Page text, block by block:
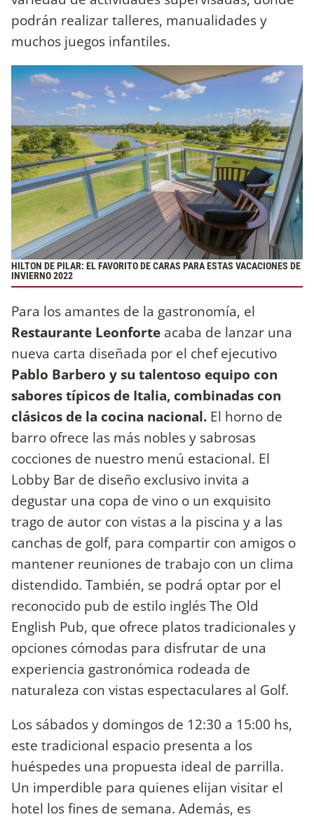
podrán realizar talleres, manualidades y
muchos juegos infantiles.
HILTON DE PILAR: EL FAVORITO DE CARAS PARA ESTAS VACACIONES DE
INVIERNO 2022
Para los amantes de la gastronomía, el
Restaurante Leonforte acaba de lanzar una
nueva carta diseñada por el chef ejecutivo
Pablo Barbero y su talentoso equipo con
sabores típicos de Italia, combinadas con
clásicos de la cocina nacional. El horno de
barro ofrece las más nobles y sabrosas
cocciones de nuestro menú estacional. El
Lobby Bar de diseño exclusivo invita a
degustar una copa de vino o un exquisito
trago de autor con vistas a la piscina y a las
canchas de golf, para compartir con amigos o
mantener reuniones de trabajo con un clima
distendido. También, se podrá optar por el
reconocido pub de estilo inglés The Old
English Pub, que ofrece platos tradicionales y
opciones cómodas para disfrutar de una
experiencia gastronómica rodeada de
naturaleza con vistas espectaculares al Golf.
Los sábados y domingos de 12:30 a 15:00 hs,
este tradicional espacio presenta a los
huéspedes una propuesta ideal de parrilla.
Un imperdible para quienes elijan visitar el
hotel los fines de semana. Además, es